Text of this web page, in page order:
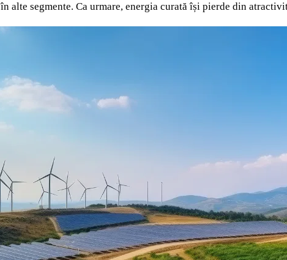
alte segmente. Ca urmare, energia curată își pierde din